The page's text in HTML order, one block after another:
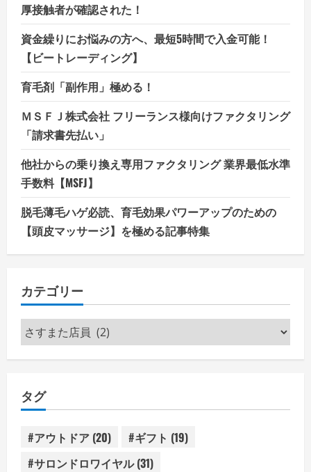
厚接触者が確認された！
資金繰りにお悩みの方へ、最短5時間で入金可能！
【ビートレーディング】
育毛剤「副作用」極める！
ＭＳＦＪ株式会社 フリーランス様向けファクタリング
「請求書先払い」
他社からの乗り換え専用ファクタリング 業界最低水準
手数料【MSFJ】
脱毛薄毛ハゲ必読、育毛効果パワーアップのための
【頭皮マッサージ】を極める記事特集
カテゴリー
カ
テ
ー
タグ
#アウトドア (20) #ギフト (19)
#サロンドロワイヤル(31)